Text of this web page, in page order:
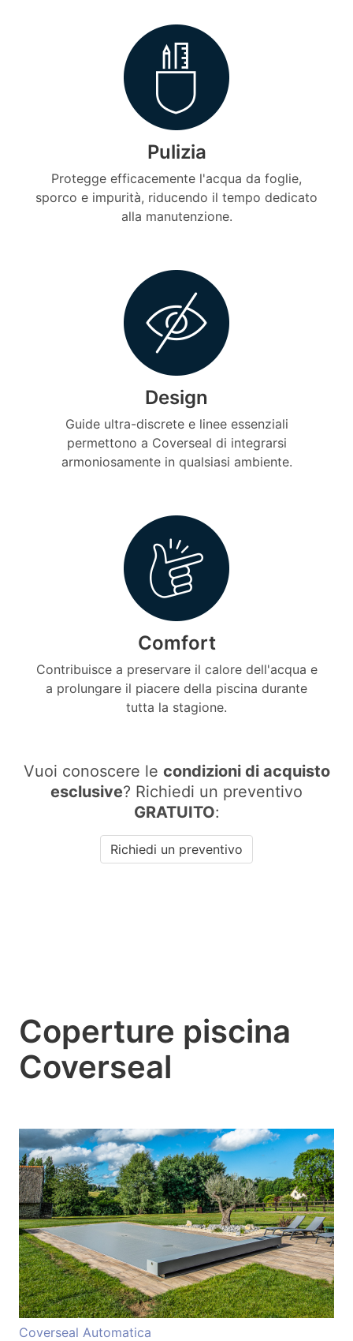
Pulizia
Protegge efficacemente l'acqua da foglie,
sporco e impurità, riducendo il tempo dedicato
alla manutenzione.
Design
Guide ultra-discrete e linee essenziali
permettono a Coverseal di integrarsi
armoniosamente in qualsiasi ambiente.
Comfort
Contribuisce a preservare il calore dell'acqua e
a prolungare il piacere della piscina durante
tutta la stagione.
Vuoi conoscere le condizioni di acquisto
esclusive? Richiedi un preventivo
GRATUITO:
Richiedi un preventivo
Coperture piscina
Coverseal
Coverseal Automatica